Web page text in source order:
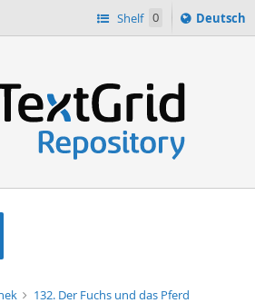
Shelf 0
Sprache
ï¿½ndern
Deutsch
132. Der Fuchs und das Pferd